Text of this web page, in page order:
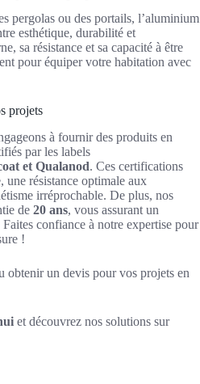
pergolas ou des portails, l’aluminium
esthétique, durabilité et
sa résistance et sa capacité à être
pour équiper votre habitation avec
projets
à fournir des produits en
par les labels
et Qualanod. Ces certifications
une résistance optimale aux
irréprochable. De plus, nos
de 20 ans, vous assurant un
confiance à notre expertise pour
!
obtenir un devis pour vos projets en
et découvrez nos solutions sur